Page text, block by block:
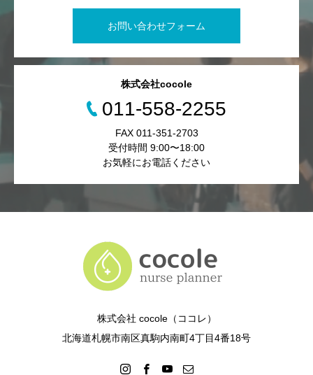
お問い合わせフォーム
株式会社cocole
011-558-2255
FAX 011-351-2703
受付時間 9:00〜18:00
お気軽にお電話ください
株式会社 cocole（ココレ）
北海道札幌市南区真駒内南町4丁目4番18号